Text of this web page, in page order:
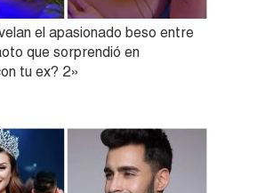
el apasionado beso entre
que sorprendió en
tu ex? 2»